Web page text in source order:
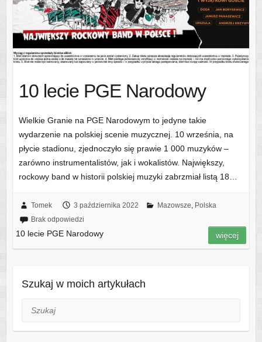
10 lecie PGE Narodowy
Wielkie Granie na PGE Narodowym to jedyne takie
wydarzenie na polskiej scenie muzycznej. 10 września, na
płycie stadionu, zjednoczyło się prawie 1 000 muzyków –
zarówno instrumentalistów, jak i wokalistów. Największy,
rockowy band w historii polskiej muzyki zabrzmiał listą 18…
Tomek 3 października 2022 Mazowsze, Polska
Brak odpowiedzi
10 lecie PGE Narodowy więcej
Szukaj w moich artykułach
Szukaj